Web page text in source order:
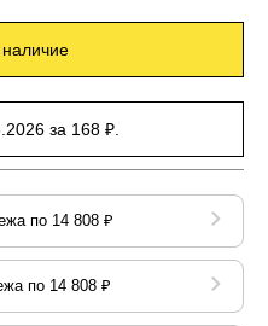
наличие
за 168 ₽.
по 14 808 ₽
по 14 808 ₽